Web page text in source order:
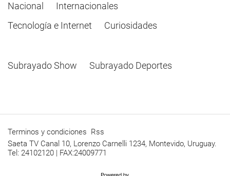
Nacional
Internacionales
Tecnología e Internet
Curiosidades
Subrayado Show Subrayado Deportes
Terminos y condiciones Rss
Saeta TV Canal 10, Lorenzo Carnelli 1234, Montevido, Uruguay.
Tel: 24102120 | FAX:24009771